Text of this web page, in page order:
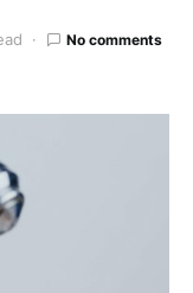
No comments